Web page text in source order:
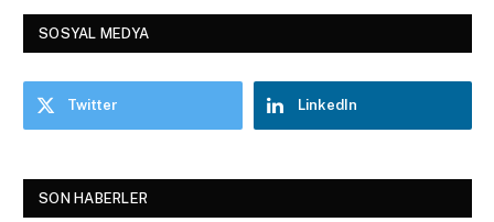
SOSYAL MEDYA
Twitter LinkedIn
SON HABERLER